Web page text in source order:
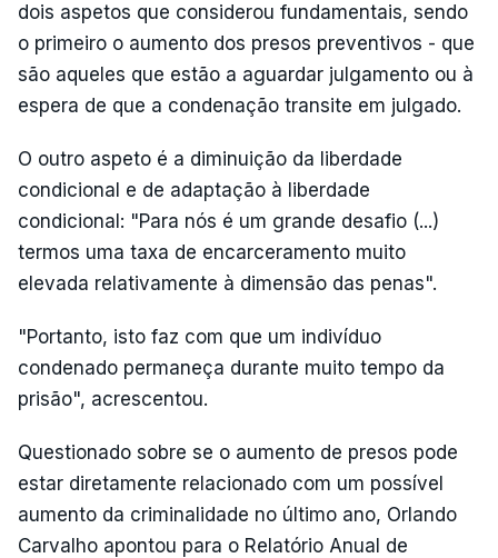
dois aspetos que considerou fundamentais, sendo
o primeiro o aumento dos presos preventivos - que
são aqueles que estão a aguardar julgamento ou à
espera de que a condenação transite em julgado.
O outro aspeto é a diminuição da liberdade
condicional e de adaptação à liberdade
condicional: "Para nós é um grande desafio (...)
termos uma taxa de encarceramento muito
elevada relativamente à dimensão das penas".
"Portanto, isto faz com que um indivíduo
condenado permaneça durante muito tempo da
prisão", acrescentou.
Questionado sobre se o aumento de presos pode
estar diretamente relacionado com um possível
aumento da criminalidade no último ano, Orlando
Carvalho apontou para o Relatório Anual de